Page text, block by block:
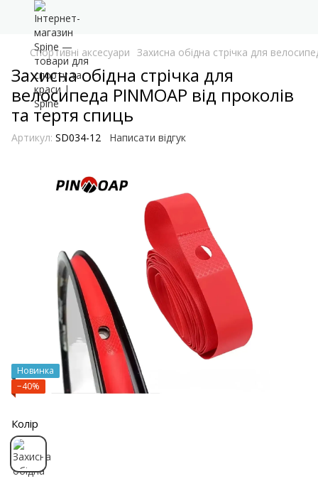
Спортивні аксесуари Захисна обідна стрічка для
Захисна обідна стрічка для
велосипеда PINMOAP від проколів
та тертя спиць
Артикул: SD034-12 Написати відгук
Новинка
−40%
Колір